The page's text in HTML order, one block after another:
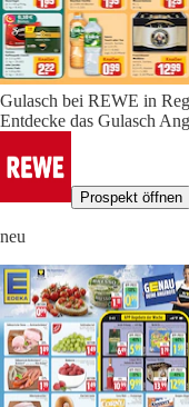
Gulasch bei REWE in
Entdecke das Gulasch
Prospekt öffnen
neu